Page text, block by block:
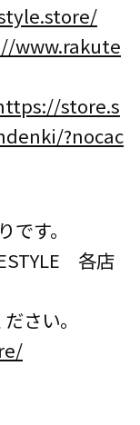
www.rakute
store.s
?nocac
す。
各店
さい。